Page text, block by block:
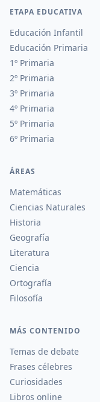
ETAPA EDUCATIVA
Educación Infantil
Educación Primaria
1º Primaria
2º Primaria
3º Primaria
4º Primaria
5º Primaria
6º Primaria
ÁREAS
Matemáticas
Ciencias Naturales
Historia
Geografía
Literatura
Ciencia
Ortografía
Filosofía
MÁS CONTENIDO
Temas de debate
Frases célebres
Curiosidades
Libros online